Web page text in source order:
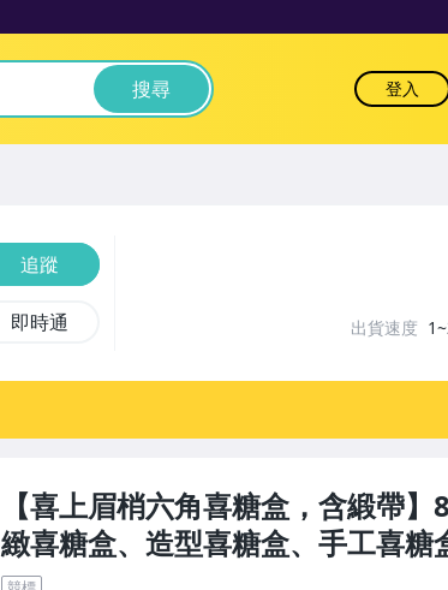
搜尋 登入
【喜上眉梢六角喜糖盒，含緞帶
緻喜糖盒、造型喜糖盒、手工喜糖
追蹤
即時通 出貨速度